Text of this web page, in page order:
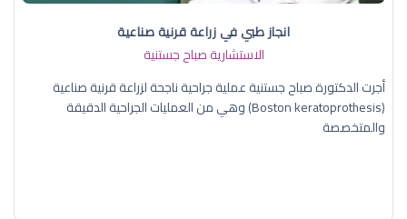
انجاز طبي في زراعة قرنية صناعية
الاستشارية صباح جستنية
أجرت الدكتورة صباح جستنية عملية جراحية ناجحة لزراعة قرنية صناعية
(Boston keratoprothesis) وهي من العمليات الجراحية الدقيقة
والمتخصصة